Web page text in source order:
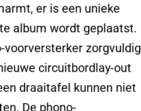
er is een unieke
album wordt geplaatst.
voorversterker zorgvuldig
circuitbordlay-out
draaitafel kunnen niet
De phono-